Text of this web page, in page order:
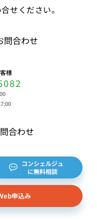
キーデータおよ
クッキーIDや広
関する情報等 ま
ータベースシス
客様の個人情報
2）弊社と賃貸
様および所有者
または企業、イン
イト等からの査定
た不動産所有者
いいます）の個
情報は、上記
せください。
問合わせ
様
合わせ
コンシェルジュ
に無料相談
申込み